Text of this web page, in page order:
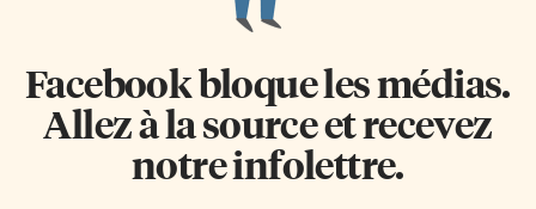
Facebook bloque les médias.
Allez à la source et recevez
notre infolettre.